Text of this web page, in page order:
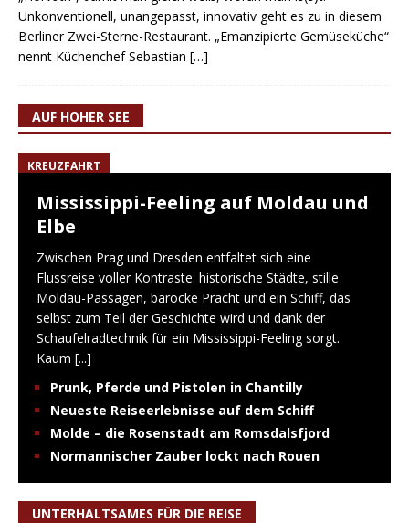
Unkonventionell, unangepasst, innovativ geht es zu in diesem
Berliner Zwei-Sterne-Restaurant. „Emanzipierte Gemüseküche“
nennt Küchenchef Sebastian […]
AUF HOHER SEE
KREUZFAHRT
Mississippi-Feeling auf Moldau und
Elbe
Zwischen Prag und Dresden entfaltet sich eine
Flussreise voller Kontraste: historische Städte, stille
Moldau-Passagen, barocke Pracht und ein Schiff, das
selbst zum Teil der Geschichte wird und dank der
Schaufelradtechnik für ein Mississippi-Feeling sorgt.
Kaum [...]
Prunk, Pferde und Pistolen in Chantilly
Neueste Reiseerlebnisse auf dem Schiff
Molde – die Rosenstadt am Romsdalsfjord
Normannischer Zauber lockt nach Rouen
UNTERHALTSAMES FÜR DIE REISE